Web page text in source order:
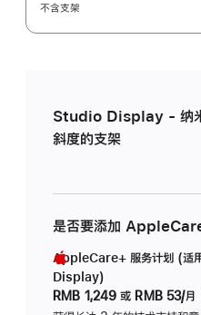
不含支架
Studio Display - 纳
斜度的支架
是否要添加
AppleCare+ 服务计划 (适
Display)
RMB 1,249 或 RMB 53/月